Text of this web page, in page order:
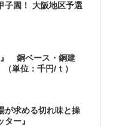
子園！ 大阪地区予選
』 銅ベース・銅建
位：千円/ｔ）
が求める切れ味と操
ー』